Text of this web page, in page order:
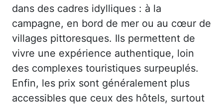
dans des cadres idylliques : à la
campagne, en bord de mer ou au cœur de
villages pittoresques. Ils permettent de
vivre une expérience authentique, loin
des complexes touristiques surpeuplés.
Enfin, les prix sont généralement plus
accessibles que ceux des hôtels, surtout